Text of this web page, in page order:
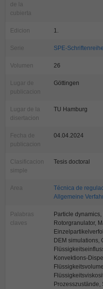
de la
cubierta
Edicion 1.
Serie SPE-Schriftenreihe
Volumen 26
Lugar de
publicacion
Göttingen
Lugar de la
disertacion
TU Hamburg
Fecha de
publicacion
04.04.2024
Clasificacion
simple
Tesis doctoral
Area
Técnica de
Allgemeine
Palabras
claves
Particle
Rotorgranulator,
DEM simulations,
Konvektions-
Prozesszustände,